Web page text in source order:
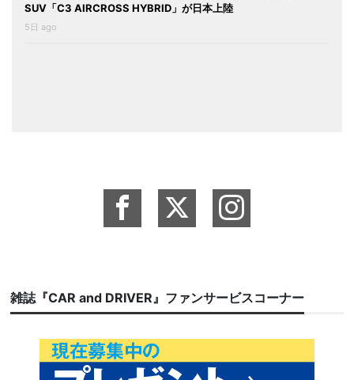
SUV「C3 AIRCROSS HYBRID」が日本上陸
5日 ago
雑誌『CAR and DRIVER』ファンサービスコーナー